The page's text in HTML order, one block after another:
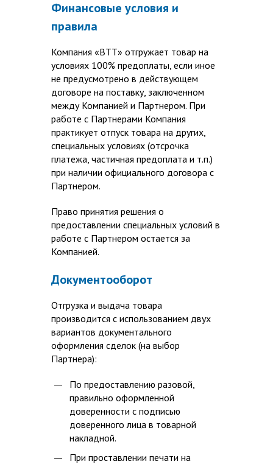
Финансовые условия и
правила
Компания «ВТТ» отгружает товар на
условиях 100% предоплаты, если иное
не предусмотрено в действующем
договоре на поставку, заключенном
между Компанией и Партнером. При
работе с Партнерами Компания
практикует отпуск товара на других,
специальных условиях (отсрочка
платежа, частичная предоплата и т.п.)
при наличии официального договора с
Партнером.
Право принятия решения о
предоставлении специальных условий в
работе с Партнером остается за
Компанией.
Документооборот
Отгрузка и выдача товара
производится с использованием двух
вариантов документального
оформления сделок (на выбор
Партнера):
По предоставлению разовой,
правильно оформленной
доверенности с подписью
доверенного лица в товарной
накладной.
При проставлении печати на